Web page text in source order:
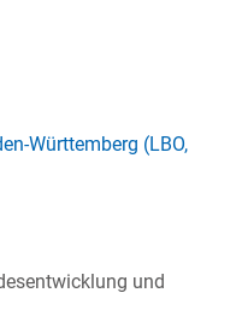
Württemberg (LBO,
und